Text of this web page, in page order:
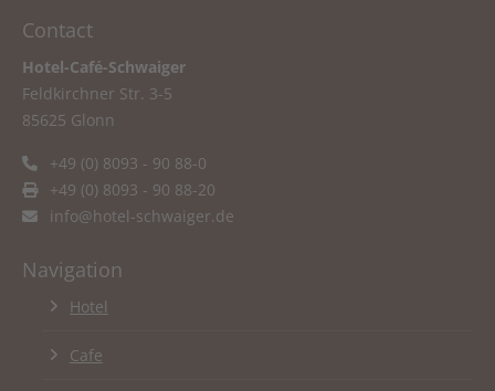
Contact
Hotel-Café-Schwaiger
Feldkirchner Str. 3-5
85625 Glonn
+49 (0) 8093 - 90 88-0
+49 (0) 8093 - 90 88-20
info@hotel-schwaiger.de
Navigation
Hotel
Cafe